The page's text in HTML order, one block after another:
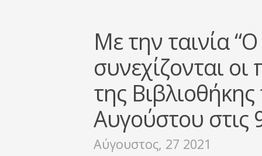
Με την ταινία
συνεχίζονται
της
Αυγούστου στις
Αύγουστος, 27 2021